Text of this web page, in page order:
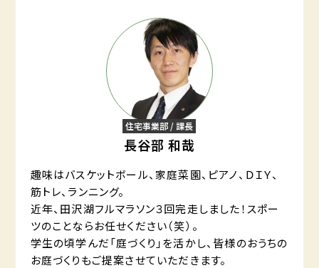
住宅事業部 / 課長
長谷部 和哉
趣味はバスケットボール、家庭菜園、ピアノ、ＤＩＹ、
筋トレ、ランニング。
近年、田沢湖フルマラソン３回完走しました！スポー
ツのことならお任せください（笑）。
学生の頃学んだ「庭づくり」を活かし、皆様のおうちの
お庭づくりもご提案させていただきます。